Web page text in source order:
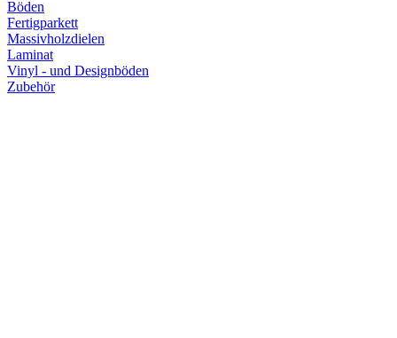
Böden
Fertigparkett
Massivholzdielen
Laminat
Vinyl - und Designböden
Zubehör